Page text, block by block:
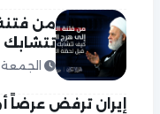
من
تتشابك
الجمعة 07 آب 2026
إيران ترفض عرضاً